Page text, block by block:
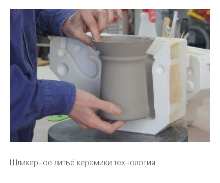
Шликерное литьё керамики технология